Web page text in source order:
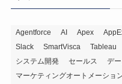
Agentforce AI Apex
Slack
SmartVisca Tableau
システム開発
セールス デー
マーケティングオートメーショ